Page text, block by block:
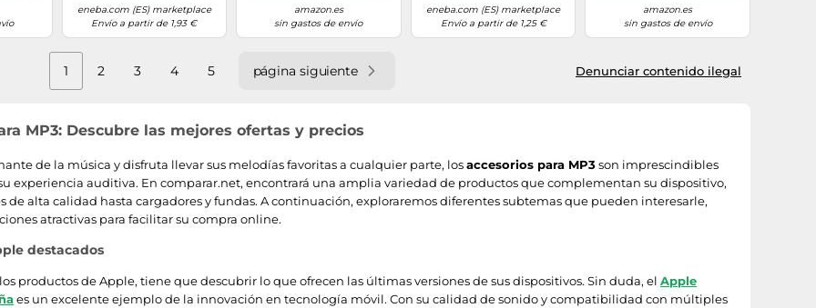
negro
eneba.com (ES) marketplace
Envío a partir de 1,93 €
amazon.es
sin gastos de envío
eneba.com (ES) marketplace
Envío a partir de 1,25 €
fabricado en EE.UU,
color amarillo/color
n1L
amazon.es
sin gastos de envío
Denunciar contenido ilegal
1 2 3 4 5 página siguiente
MP3: Descubre las mejores ofertas y precios
de la música y disfruta llevar sus melodías favoritas a cualquier parte, losaccesorios para MP3son imprescindibles
experiencia auditiva. En comparar.net, encontrará una amplia variedad de productos que complementan su dispositivo,
de alta calidad hasta cargadores y fundas. A continuación, exploraremos diferentes subtemas que pueden interesarle,
atractivas para facilitar su compra online.
destacados
productos de Apple, tiene que descubrir lo que ofrecen las últimas versiones de sus dispositivos. Sin duda, el Apple
es un excelente ejemplo de la innovación en tecnología móvil. Con su calidad de sonido y compatibilidad con múltiples